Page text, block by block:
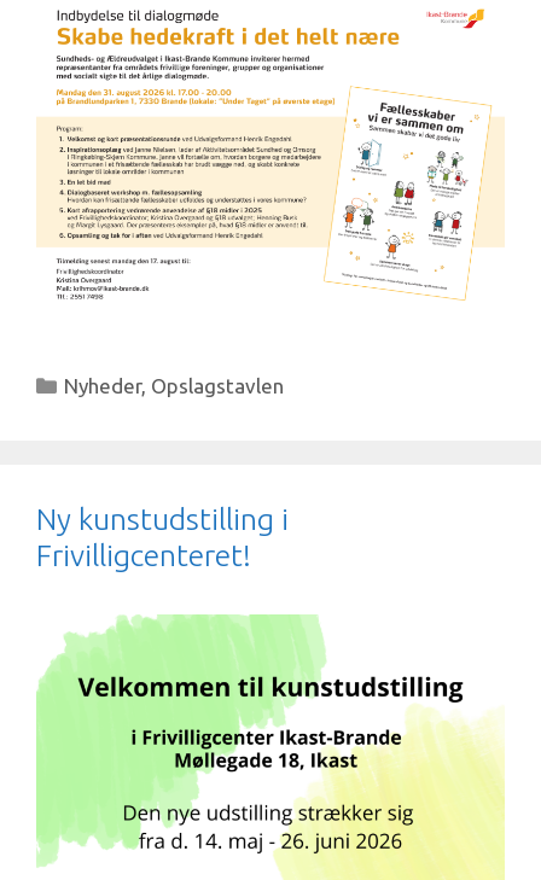
Kategorier
Nyheder, Opslagstavlen
Ny kunstudstilling i
Frivilligcenteret!